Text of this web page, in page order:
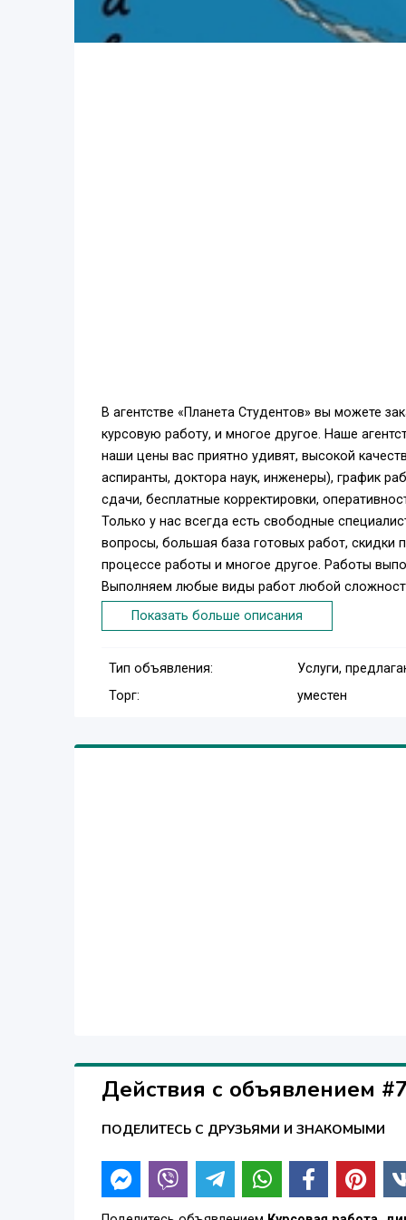
В агентстве «Планета Студентов» вы можете
курсовую работу, и многое другое. Наше
наши цены вас приятно удивят, высокой
аспиранты, доктора наук, инженеры), график
сдачи, бесплатные корректировки,
Только у нас всегда есть свободные
вопросы, большая база готовых работ, скидки
процессе работы и многое другое. Работы
Выполняем любые виды работ любой
- Дипломная работа на заказ;
- Курсовая работа на заказ;
- Реферат на заказ.
Будем рады вам помочь!
Показать больше описания
Тип объявления:
Услуги,
Торг:
уместен
Действия с объявлением
ПОДЕЛИТЕСЬ С ДРУЗЬЯМИ И ЗНАКОМЫМИ